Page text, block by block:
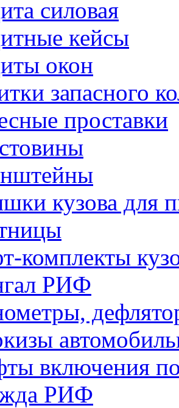
силовая
кейсы
окон
запасного
проставки
кузова для
комплекты
РИФ
включения
РИФ